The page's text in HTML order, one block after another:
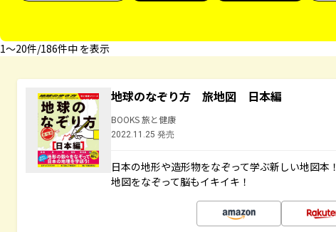
1〜20件/186件中 を表示
地球のなぞり方 旅地図 日本編
BOOKS 旅と健康
2022.11.25 発売
日本の地形や造形物をなぞって学ぶ新しい地図
地図をなぞって脳もイキイキ！